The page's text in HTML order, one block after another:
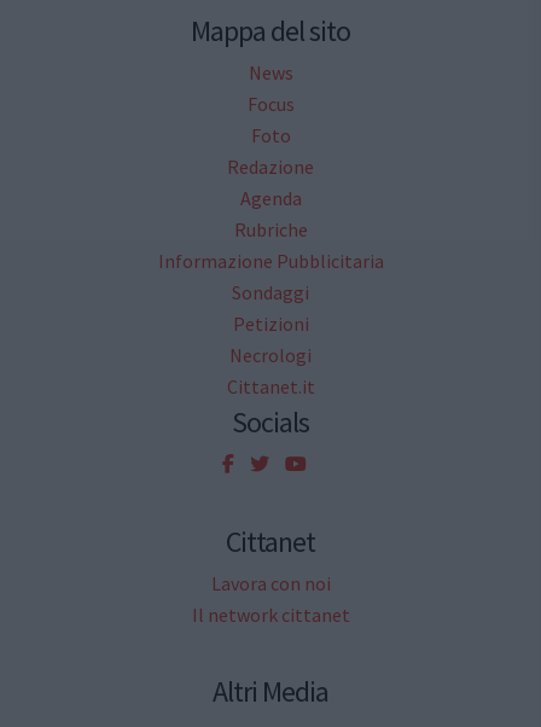
Mappa del sito
News
Focus
Foto
Redazione
Agenda
Rubriche
Informazione Pubblicitaria
Sondaggi
Petizioni
Necrologi
Cittanet.it
Socials
Cittanet
Lavora con noi
Il network cittanet
Altri Media